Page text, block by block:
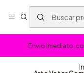
Envio Imediato,